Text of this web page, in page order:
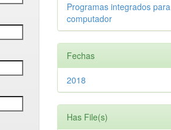
Programas integrados para
computador
Fechas
2018
Has File(s)